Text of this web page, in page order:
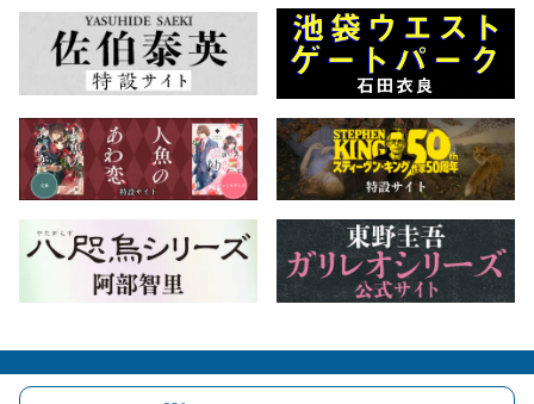
会社概要 自費出版のご案内 お問合せ